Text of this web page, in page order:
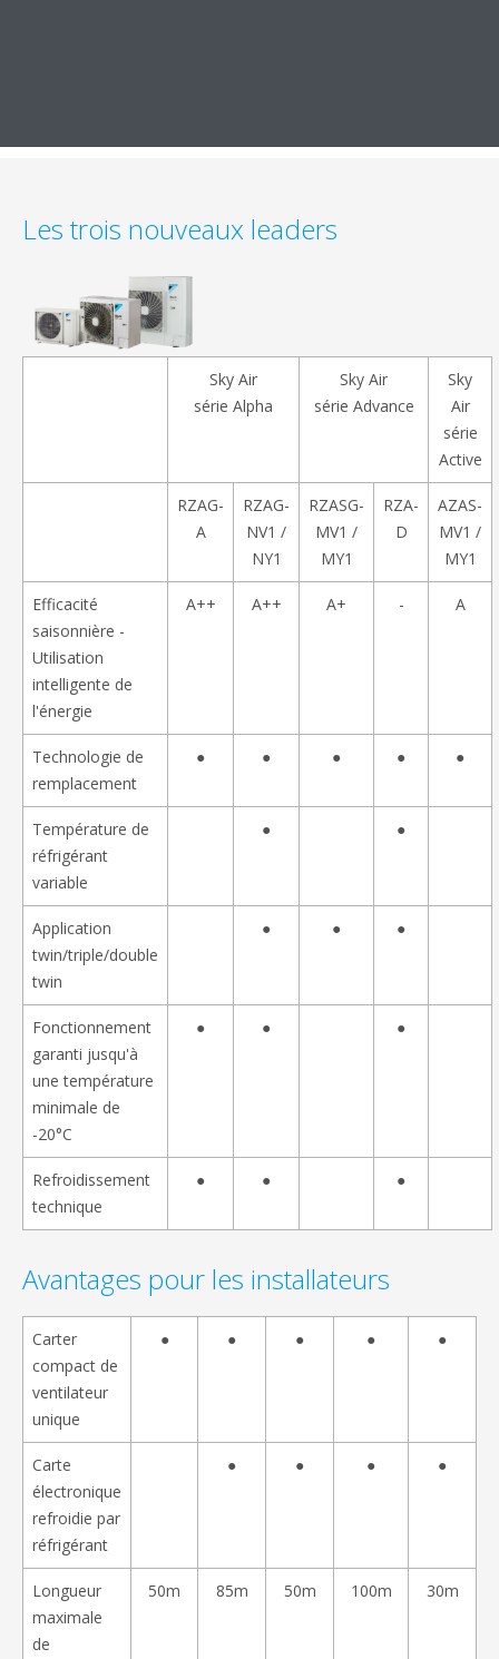
Les trois nouveaux leaders
Sky Air
série Alpha
Sky Air
série Advance
Sky
Air
série
Active
RZAG-
A
RZAG-
NV1 /
NY1
RZASG-
MV1 /
MY1
RZA-
D
AZAS-
MV1 /
MY1
Efficacité
saisonnière -
Utilisation
intelligente de
l'énergie
A++ A++ A+ - A
Technologie de
remplacement
● ● ● ● ●
Température de
réfrigérant
variable
● ●
Application
twin/triple/double
twin
● ● ●
Fonctionnement
garanti jusqu'à
une température
minimale de
-20°C
● ● ●
Refroidissement
technique
● ● ●
Avantages pour les installateurs
Carter
compact de
ventilateur
unique
● ● ● ● ●
Carte
électronique
refroidie par
réfrigérant
● ● ● ●
Longueur
maximale
de
50m 85m 50m 100m 30m